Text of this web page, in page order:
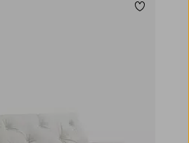
Lägg till i